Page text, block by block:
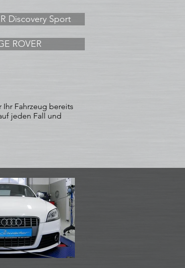
Discovery Sport
ROVER
Fahrzeug bereits
jeden Fall und